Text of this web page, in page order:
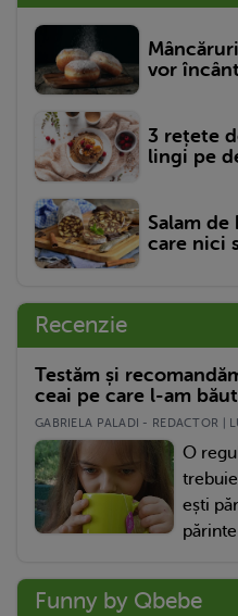
vor
3 rețete
lingi pe
Salam
care nici
Recenzie
Testăm și
ceai pe care l-am
GABRIELA PALADI - REDACTOR |
O
ești
Funny by Qbebe